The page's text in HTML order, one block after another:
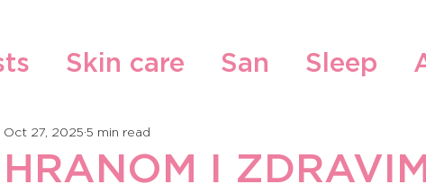
Skin care San Sleep
Writers
HRANOM I
Oct 27, 2025 5 min read